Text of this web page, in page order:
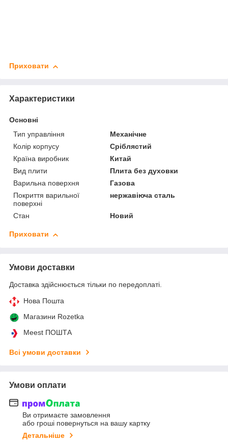
Приховати
Характеристики
Основні
Тип управління
Механічне
Колір корпусу
Сріблястий
Країна виробник
Китай
Вид плити
Плита без духовки
Варильна поверхня
Газова
Покриття варильної
поверхні
нержавіюча сталь
Стан Новий
Приховати
Умови доставки
Доставка здійснюється тільки по передоплаті.
Нова Пошта
Магазини Rozetka
Meest ПОШТА
Всі умови доставки
Умови оплати
Ви отримаєте замовлення
або гроші повернуться на вашу картку
Детальніше